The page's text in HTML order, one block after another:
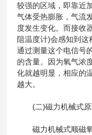
较强的区域，即靠近
气体受热膨胀，气流
度发生变化。而接收
阻温度计)会感知到这
通过测量这个电信号
的含量。因为氧气浓
化就越明显，相应的
越大。
(二)磁力机械式原
磁力机械式顺磁氧